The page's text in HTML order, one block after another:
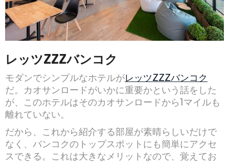
レッツZZZバンコク
モダンでシンプルなホテルがレッツZZZバンコク
だ。カオサンロードがいかに重要かという話をした
が、このホテルはそのカオサンロードから1マイルも
離れていない。
だから、これから紹介する部屋が素晴らしいだけで
なく、バンコクのトップスポットにも簡単にアクセ
スできる。これは大きなメリットなので、覚えてお